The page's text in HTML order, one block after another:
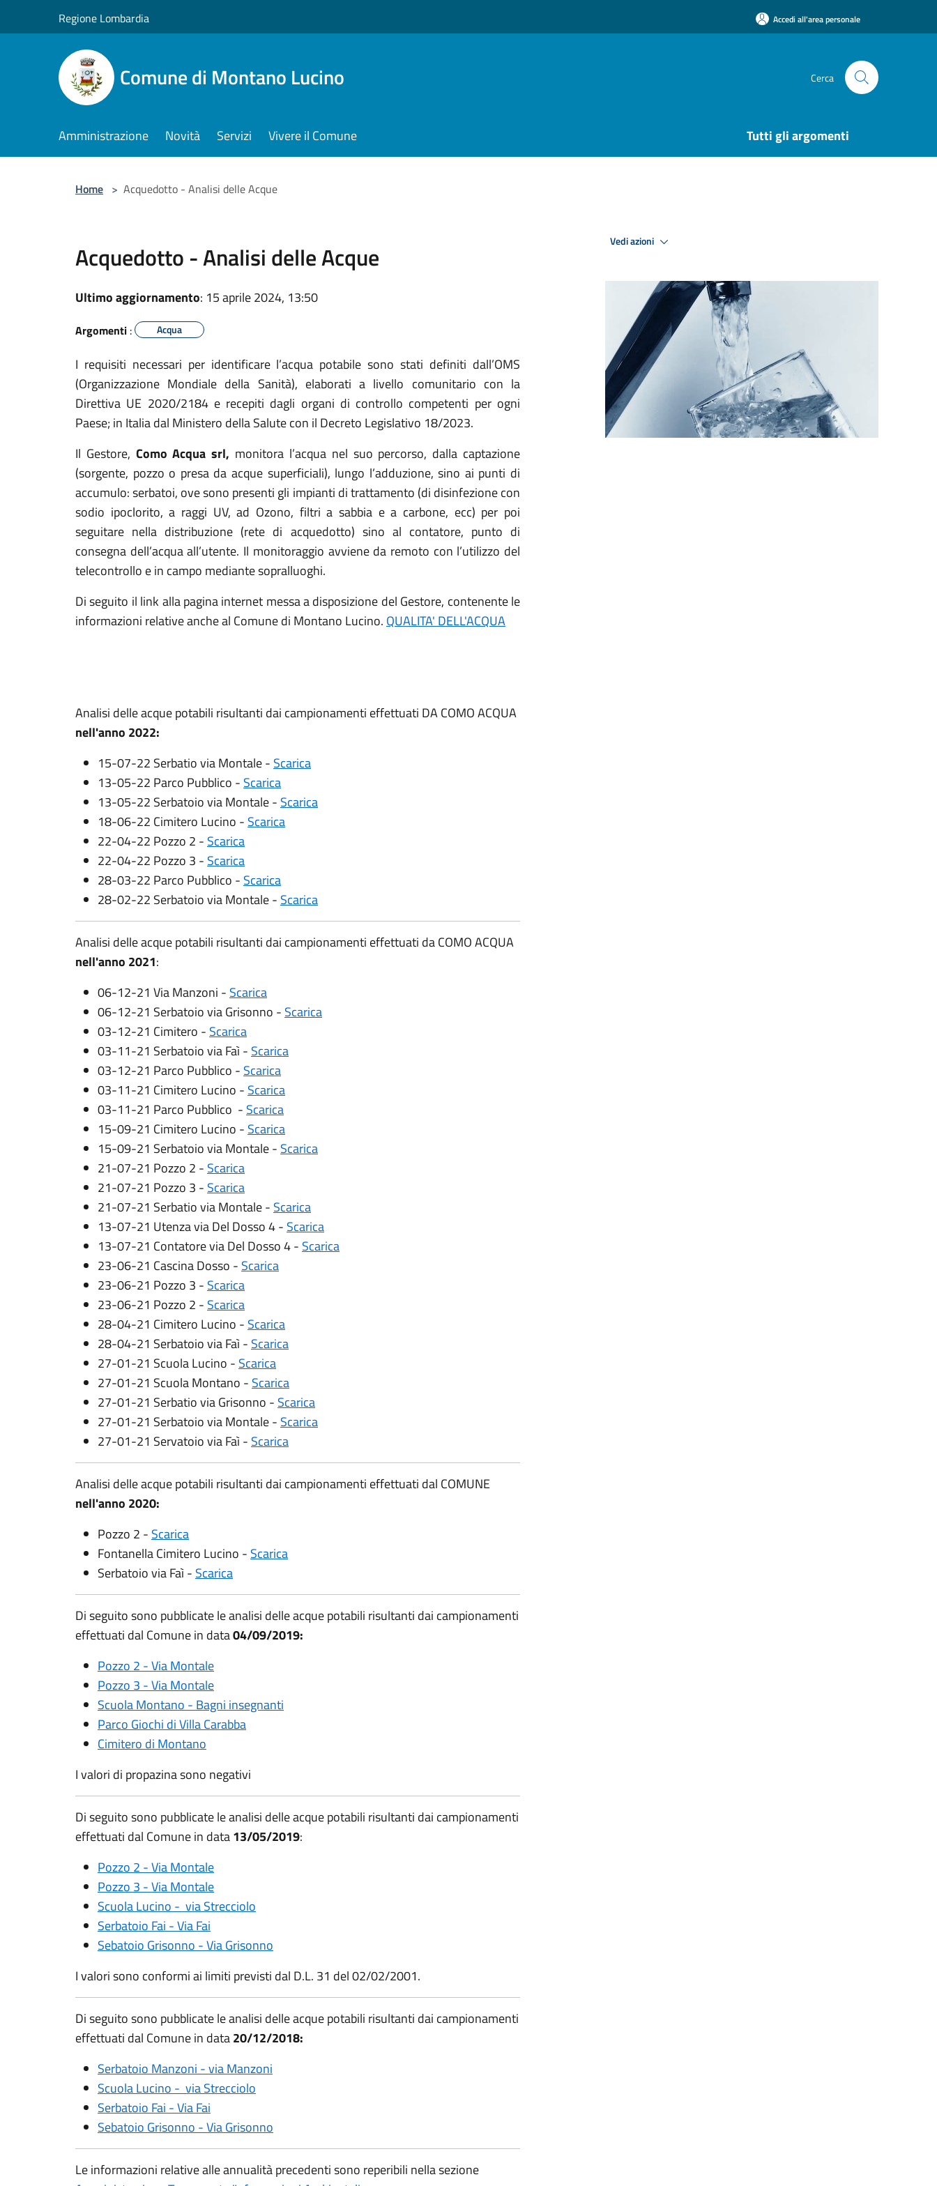
Regione Lombardia Accedi all'area personale
Comune di Montano Lucino Cerca
Amministrazione Novità Servizi Vivere il Comune Tutti gli argomenti
Home > Acquedotto - Analisi delle Acque
Acquedotto - Analisi delle Acque
Ultimo aggiornamento: 15 aprile 2024, 13:50
Argomenti : Acqua
I requisiti necessari per identificare l’acqua potabile sono stati definiti dall’OMS
(Organizzazione Mondiale della Sanità), elaborati a livello comunitario con la
Direttiva UE 2020/2184 e recepiti dagli organi di controllo competenti per ogni
Paese; in Italia dal Ministero della Salute con il Decreto Legislativo 18/2023.
Il Gestore, Como Acqua srl, monitora l’acqua nel suo percorso, dalla captazione
(sorgente, pozzo o presa da acque superficiali), lungo l’adduzione, sino ai punti di
accumulo: serbatoi, ove sono presenti gli impianti di trattamento (di disinfezione con
sodio ipoclorito, a raggi UV, ad Ozono, filtri a sabbia e a carbone, ecc) per poi
seguitare nella distribuzione (rete di acquedotto) sino al contatore, punto di
consegna dell’acqua all’utente. Il monitoraggio avviene da remoto con l’utilizzo del
telecontrollo e in campo mediante sopralluoghi.
Di seguito il link alla pagina internet messa a disposizione del Gestore, contenente le
informazioni relative anche al Comune di Montano Lucino. QUALITA' DELL'ACQUA
Analisi delle acque potabili risultanti dai campionamenti effettuati DA COMO ACQUA
nell'anno 2022:
15-07-22 Serbatio via Montale - Scarica
13-05-22 Parco Pubblico - Scarica
13-05-22 Serbatoio via Montale - Scarica
18-06-22 Cimitero Lucino - Scarica
22-04-22 Pozzo 2 - Scarica
22-04-22 Pozzo 3 - Scarica
28-03-22 Parco Pubblico - Scarica
28-02-22 Serbatoio via Montale - Scarica
Analisi delle acque potabili risultanti dai campionamenti effettuati da COMO ACQUA
nell'anno 2021:
06-12-21 Via Manzoni - Scarica
06-12-21 Serbatoio via Grisonno - Scarica
03-12-21 Cimitero - Scarica
03-11-21 Serbatoio via Faì - Scarica
03-12-21 Parco Pubblico - Scarica
03-11-21 Cimitero Lucino - Scarica
03-11-21 Parco Pubblico - Scarica
15-09-21 Cimitero Lucino - Scarica
15-09-21 Serbatoio via Montale - Scarica
21-07-21 Pozzo 2 - Scarica
21-07-21 Pozzo 3 - Scarica
21-07-21 Serbatio via Montale - Scarica
13-07-21 Utenza via Del Dosso 4 - Scarica
13-07-21 Contatore via Del Dosso 4 - Scarica
23-06-21 Cascina Dosso - Scarica
23-06-21 Pozzo 3 - Scarica
23-06-21 Pozzo 2 - Scarica
28-04-21 Cimitero Lucino - Scarica
28-04-21 Serbatoio via Faì - Scarica
27-01-21 Scuola Lucino - Scarica
27-01-21 Scuola Montano - Scarica
27-01-21 Serbatio via Grisonno - Scarica
27-01-21 Serbatoio via Montale - Scarica
27-01-21 Servatoio via Faì - Scarica
Analisi delle acque potabili risultanti dai campionamenti effettuati dal COMUNE
nell'anno 2020:
Pozzo 2 - Scarica
Fontanella Cimitero Lucino - Scarica
Serbatoio via Faì - Scarica
Di seguito sono pubblicate le analisi delle acque potabili risultanti dai campionamenti
effettuati dal Comune in data04/09/2019:
Pozzo 2 - Via Montale
Pozzo 3 - Via Montale
Scuola Montano - Bagni insegnanti
Parco Giochi di Villa Carabba
Cimitero di Montano
I valori di propazina sono negativi
Di seguito sono pubblicate le analisi delle acque potabili risultanti dai campionamenti
effettuati dal Comune in data13/05/2019:
Pozzo 2 - Via Montale
Pozzo 3 - Via Montale
Scuola Lucino - via Strecciolo
Serbatoio Fai - Via Fai
Sebatoio Grisonno - Via Grisonno
I valori sono conformi ai limiti previsti dal D.L. 31 del 02/02/2001.
Di seguito sono pubblicate le analisi delle acque potabili risultanti dai campionamenti
effettuati dal Comune in data20/12/2018:
Serbatoio Manzoni - via Manzoni
Scuola Lucino - via Strecciolo
Serbatoio Fai - Via Fai
Sebatoio Grisonno - Via Grisonno
Le informazioni relative alle annualità precedenti sono reperibili nella sezione
Vedi azioni